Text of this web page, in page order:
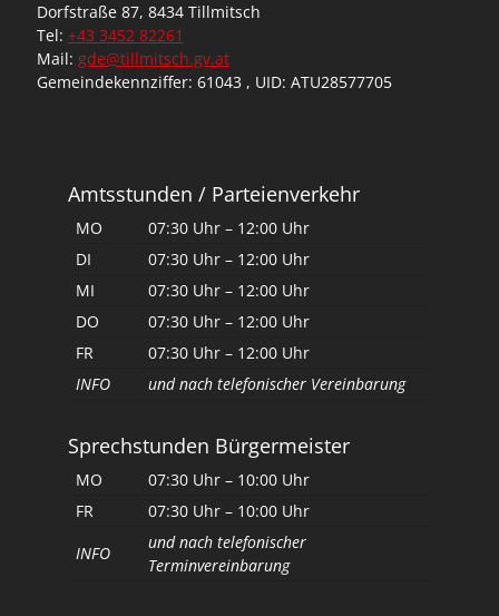
Dorfstraße 87, 8434 Tillmitsch
Tel: +43 3452 82261
Mail: gde@tillmitsch.gv.at
Gemeindekennziffer: 61043 , UID: ATU28577705
Amtsstunden / Parteienverkehr
MO
07:30 Uhr – 12:00 Uhr
DI
07:30 Uhr – 12:00 Uhr
MI
07:30 Uhr – 12:00 Uhr
DO
07:30 Uhr – 12:00 Uhr
FR
07:30 Uhr – 12:00 Uhr
INFO
und nach telefonischer Vereinbarung
Sprechstunden Bürgermeister
MO
07:30 Uhr – 10:00 Uhr
FR
07:30 Uhr – 10:00 Uhr
INFO
und nach telefonischer
Terminvereinbarung